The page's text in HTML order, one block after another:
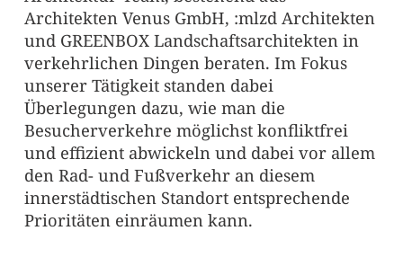
Architekten Venus GmbH, :mlzd Architekten
und GREENBOX Landschaftsarchitekten in
verkehrlichen Dingen beraten. Im Fokus
unserer Tätigkeit standen dabei
Überlegungen dazu, wie man die
Besucherverkehre möglichst konfliktfrei
und effizient abwickeln und dabei vor allem
den Rad- und Fußverkehr an diesem
innerstädtischen Standort entsprechende
Prioritäten einräumen kann.